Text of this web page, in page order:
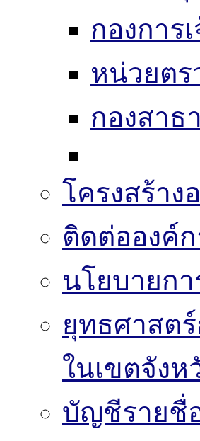
กองการ
หน่วยตร
กองสาธ
โครงสร้า
ติดต่อองค์
นโยบายก
ยุทธศาสต
ในเขตจัง
บัญชีรายชื่